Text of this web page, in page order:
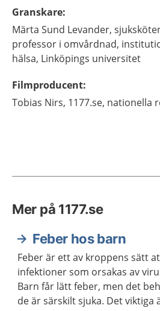
Granskare:
Märta Sund Levander,
professor i omvårdnad,
hälsa, Linköpings universitet
Filmproducent:
Tobias Nirs, 1177.se, nationella
Mer på 1177.se
Feber hos barn
Feber är ett av kroppens sätt
infektioner som orsakas av
Barn får lätt feber, men det
de är särskilt sjuka. Det